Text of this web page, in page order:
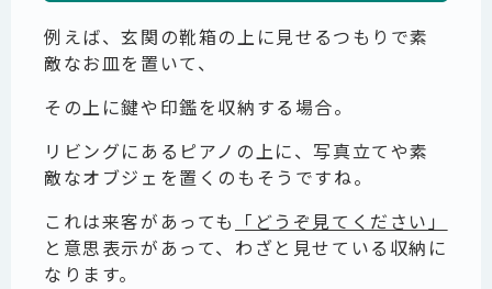
例えば、玄関の靴箱の上に見せるつもりで素
敵なお皿を置いて、
その上に鍵や印鑑を収納する場合。
リビングにあるピアノの上に、写真立てや素
敵なオブジェを置くのもそうですね。
これは来客があっても 「どうぞ見てください」
と意思表示があって、わざと見せている収納に
なります。